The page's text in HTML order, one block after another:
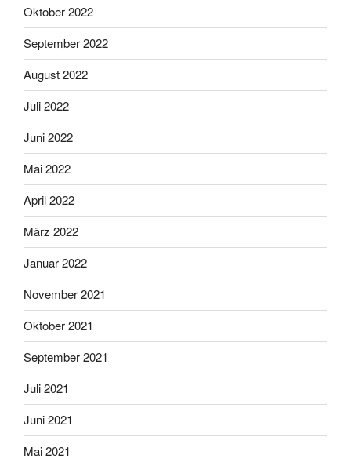
Oktober 2022
September 2022
August 2022
Juli 2022
Juni 2022
Mai 2022
April 2022
März 2022
Januar 2022
November 2021
Oktober 2021
September 2021
Juli 2021
Juni 2021
Mai 2021